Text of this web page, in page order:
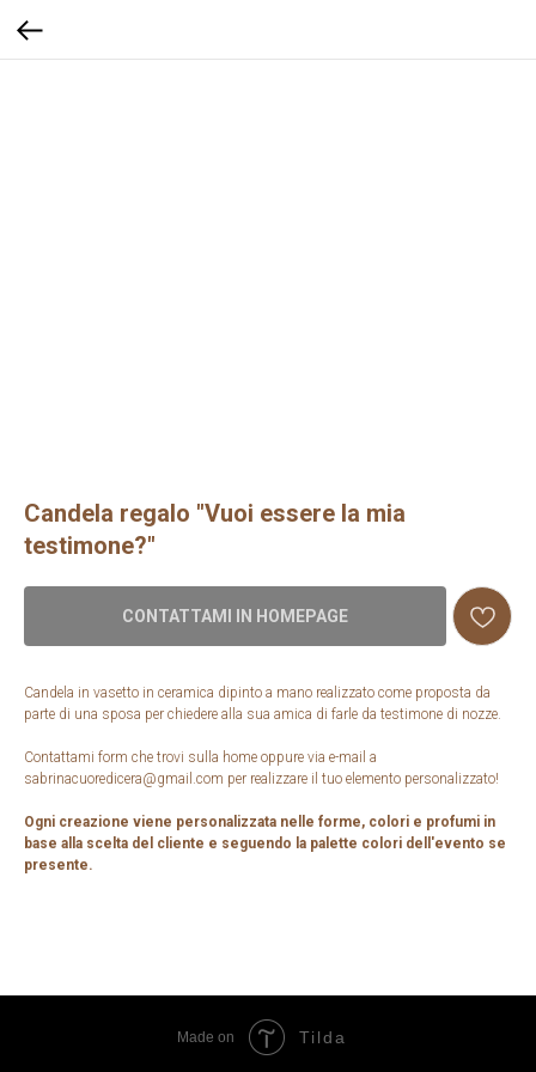
Candela regalo "Vuoi essere la mia
testimone?"
CONTATTAMI IN HOMEPAGE
Candela in vasetto in ceramica dipinto a mano realizzato come proposta da
parte di una sposa per chiedere alla sua amica di farle da testimone di nozze.
Contattami form che trovi sulla home oppure via e-mail a
sabrinacuoredicera@gmail.com per realizzare il tuo elemento personalizzato!
Ogni creazione viene personalizzata nelle forme, colori e profumi in
base alla scelta del cliente e seguendo la palette colori dell'evento se
presente.
Made on Tilda